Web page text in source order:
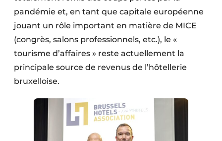
pandémie et, en tant que capitale européenne
jouant un rôle important en matière de MICE
(congrès, salons professionnels, etc.), le «
tourisme d’affaires » reste actuellement la
principale source de revenus de l’hôtellerie
bruxelloise.